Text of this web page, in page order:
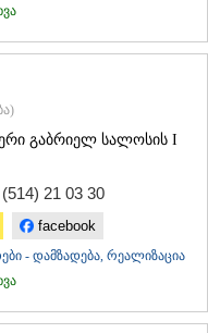
)
გაბრიელ სალოსის I
(514) 21 03 30
facebook
- დამზადება, რეალიზაცია